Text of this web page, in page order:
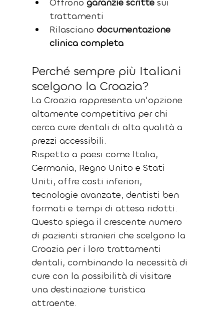
Offrono garanzie scritte sui
trattamenti
Rilasciano documentazione
clinica completa
Perché sempre più Italiani
scelgono la Croazia?
La Croazia rappresenta un'opzione
altamente competitiva per chi
cerca cure dentali di alta qualità a
prezzi accessibili.
Rispetto a paesi come Italia,
Germania, Regno Unito e Stati
Uniti, offre costi inferiori,
tecnologie avanzate, dentisti ben
formati e tempi di attesa ridotti.
Questo spiega il crescente numero
di pazienti stranieri che scelgono la
Croazia per i loro trattamenti
dentali, combinando la necessità di
cure con la possibilità di visitare
una destinazione turistica
attraente.